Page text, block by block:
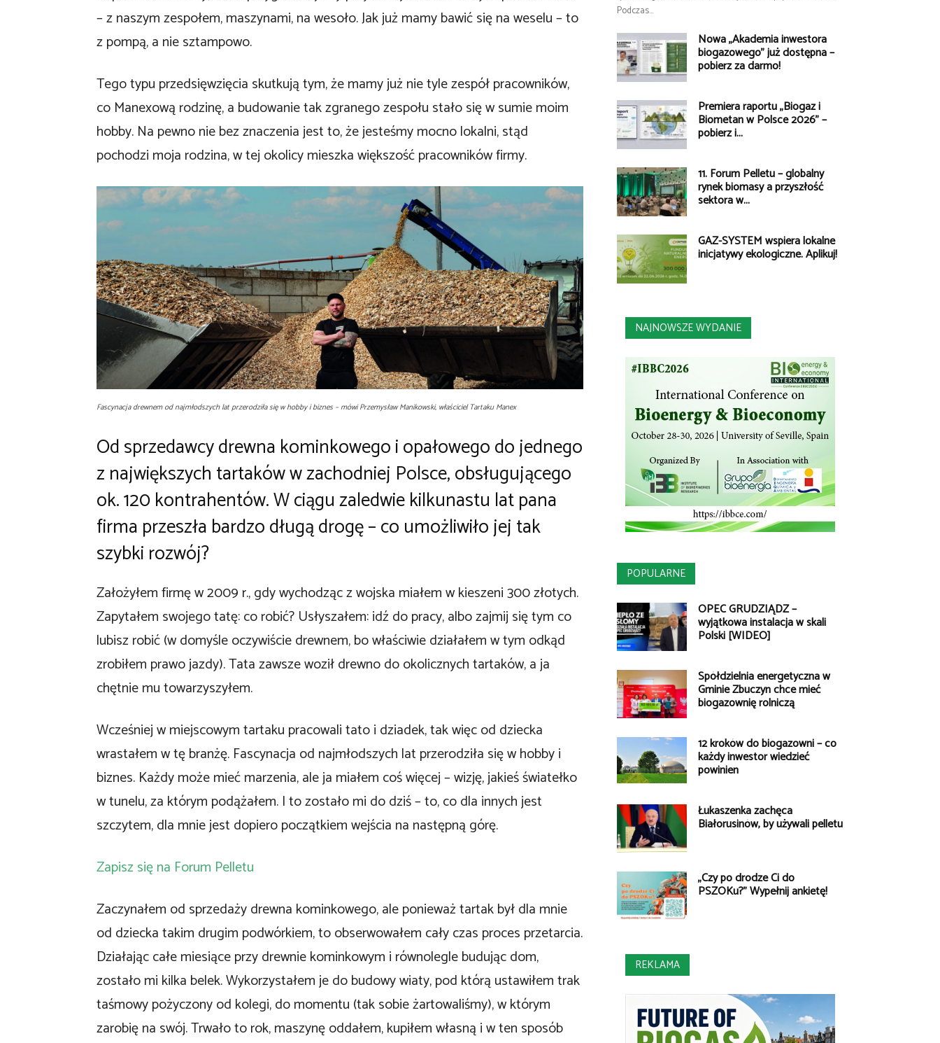
– z naszym zespołem, maszynami, na wesoło. Jak już mamy bawić się na weselu – to
z pompą, a nie sztampowo.
Tego typu przedsięwzięcia skutkują tym, że mamy już nie tyle zespół pracowników,
co Manexową rodzinę, a budowanie tak zgranego zespołu stało się w sumie moim
hobby. Na pewno nie bez znaczenia jest to, że jesteśmy mocno lokalni, stąd
pochodzi moja rodzina, w tej okolicy mieszka większość pracowników firmy.
Fascynacja drewnem od najmłodszych lat przerodziła się w hobby i biznes – mówi Przemysław Manikowski, właściciel Tartaku Manex
Od sprzedawcy drewna kominkowego i opałowego do jednego
z największych tartaków w zachodniej Polsce, obsługującego
ok. 120 kontrahentów. W ciągu zaledwie kilkunastu lat pana
firma przeszła bardzo długą drogę – co umożliwiło jej tak
szybki rozwój?
Założyłem firmę w 2009 r., gdy wychodząc z wojska miałem w kieszeni 300 złotych.
Zapytałem swojego tatę: co robić? Usłyszałem: idź do pracy, albo zajmij się tym co
lubisz robić (w domyśle oczywiście drewnem, bo właściwie działałem w tym odkąd
zrobiłem prawo jazdy). Tata zawsze woził drewno do okolicznych tartaków, a ja
chętnie mu towarzyszyłem.
Wcześniej w miejscowym tartaku pracowali tato i dziadek, tak więc od dziecka
wrastałem w tę branżę. Fascynacja od najmłodszych lat przerodziła się w hobby i
biznes. Każdy może mieć marzenia, ale ja miałem coś więcej – wizję, jakieś światełko
w tunelu, za którym podążałem. I to zostało mi do dziś – to, co dla innych jest
szczytem, dla mnie jest dopiero początkiem wejścia na następną górę.
Zapisz się na Forum Pelletu
Zaczynałem od sprzedaży drewna kominkowego, ale ponieważ tartak był dla mnie
od dziecka takim drugim podwórkiem, to obserwowałem cały czas proces przetarcia.
Działając całe miesiące przy drewnie kominkowym i równolegle budując dom,
zostało mi kilka belek. Wykorzystałem je do budowy wiaty, pod którą ustawiłem trak
taśmowy pożyczony od kolegi, do momentu (tak sobie żartowaliśmy), w którym
zarobię na swój. Trwało to rok, maszynę oddałem, kupiłem własną i w ten sposób
Podczas...
Nowa „Akademia inwestora
biogazowego” już dostępna –
pobierz za darmo!
Premiera raportu „Biogaz i
Biometan w Polsce 2026” –
pobierz i...
11. Forum Pelletu – globalny
rynek biomasy a przyszłość
sektora w...
GAZ-SYSTEM wspiera lokalne
inicjatywy ekologiczne. Aplikuj!
NAJNOWSZE WYDANIE
POPULARNE
OPEC GRUDZIĄDZ –
wyjątkowa instalacja w skali
Polski [WIDEO]
Spółdzielnia energetyczna w
Gminie Zbuczyn chce mieć
biogazownię rolniczą
12 kroków do biogazowni – co
każdy inwestor wiedzieć
powinien
Łukaszenka zachęca
Białorusinów, by używali pelletu
„Czy po drodze Ci do
PSZOKu?” Wypełnij ankietę!
REKLAMA